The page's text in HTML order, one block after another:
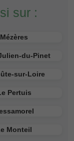
sur :
Mézères
du-Pinet
sur-Loire
Pertuis
Monteil